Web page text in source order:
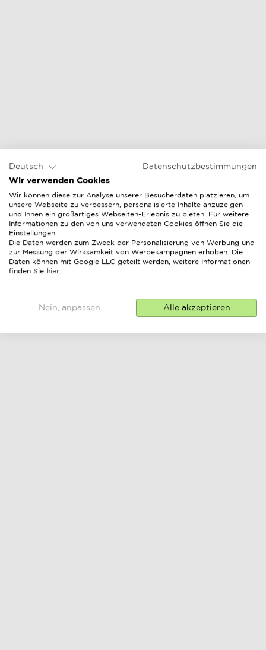
Deutsch
Datenschutzbestimmungen
Wir verwenden Cookies
Wir können diese zur Analyse unserer Besucherdaten platzieren, um
unsere Webseite zu verbessern, personalisierte Inhalte anzuzeigen
und Ihnen ein großartiges Webseiten-Erlebnis zu bieten. Für weitere
Informationen zu den von uns verwendeten Cookies öffnen Sie die
Einstellungen.
Die Daten werden zum Zweck der Personalisierung von Werbung und
zur Messung der Wirksamkeit von Werbekampagnen erhoben. Die
Daten können mit Google LLC geteilt werden, weitere Informationen
finden Sie hier
Nein, anpassen Alle akzeptieren